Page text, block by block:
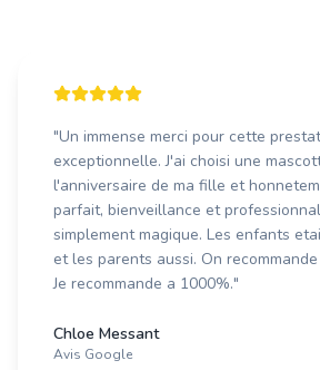
"Un immense merci pour cette
exceptionnelle. J'ai choisi une
l'anniversaire de ma fille et
parfait, bienveillance et
simplement magique. Les enfants
et les parents aussi. On
Je recommande a 1000%."
Chloe Messant
Avis Google